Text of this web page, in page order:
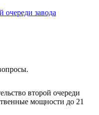
второй очереди
мощности до 21